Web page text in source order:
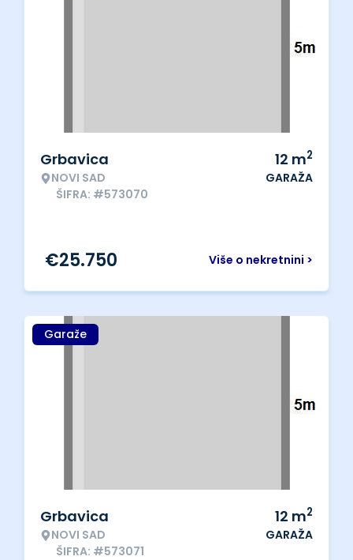
Grbavica
NOVI SAD
ŠIFRA: #573070
12 m2
GARAŽA
Više o nekretnini >
€25.750
Garaže
Grbavica
NOVI SAD
ŠIFRA: #573071
12 m2
GARAŽA